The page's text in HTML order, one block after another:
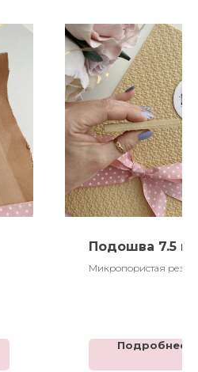
Подошва 7.5
Микропористая
Подробнее